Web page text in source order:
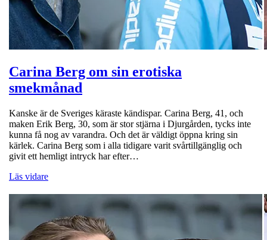
Carina Berg om sin erotiska
smekmånad
Kanske är de Sveriges käraste kändispar. Carina Berg, 41, och
maken Erik Berg, 30, som är stor stjärna i Djurgården, tycks inte
kunna få nog av varandra. Och det är väldigt öppna kring sin
kärlek. Carina Berg som i alla tidigare varit svårtillgänglig och
givit ett hemligt intryck har efter…
Läs vidare